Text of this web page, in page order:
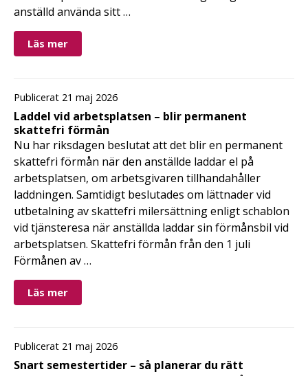
anställd använda sitt …
Läs mer
Publicerat 21 maj 2026
Laddel vid arbetsplatsen – blir permanent
skattefri förmån
Nu har riksdagen beslutat att det blir en permanent
skattefri förmån när den anställde laddar el på
arbetsplatsen, om arbetsgivaren tillhandahåller
laddningen. Samtidigt beslutades om lättnader vid
utbetalning av skattefri milersättning enligt schablon
vid tjänsteresa när anställda laddar sin förmånsbil vid
arbetsplatsen. Skattefri förmån från den 1 juli
Förmånen av …
Läs mer
Publicerat 21 maj 2026
Snart semestertider – så planerar du rätt